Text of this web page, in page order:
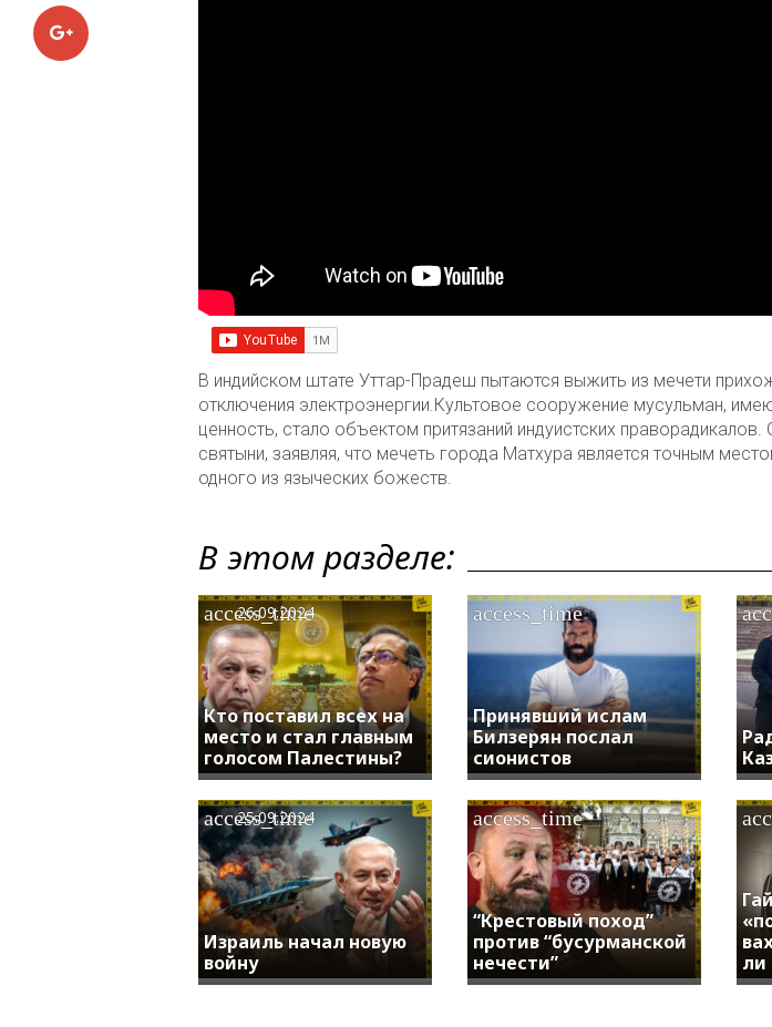
Google+
В индийском штате Уттар-Прадеш пытаются выжить из мечети
отключения электроэнергии.Культовое сооружение мусульман,
ценность, стало объектом притязаний индуистских
святыни, заявляя, что мечеть города Матхура является точным
одного из языческих божеств.
В этом разделе:
Кто поставил всех на
место и стал главным
голосом Палестины?
access_time
26.09.2024
Принявший ислам
Билзерян послал
сионистов
access_time
Израиль начал новую
войну
access_time
25.09.2024
“Крестовый поход”
против “бусурманской
нечести”
access_time